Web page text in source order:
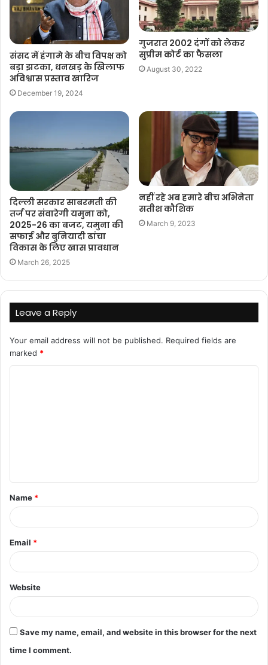
संसद में हंगामे के बीच विपक्ष को
बड़ा झटका, धनखड़ के खिलाफ
अविश्वास प्रस्ताव खारिज
December 19, 2024
गुजरात 2002 दंगों को लेकर
सुप्रीम कोर्ट का फैसला
August 30, 2022
दिल्ली सरकार साबरमती की
तर्ज पर संवारेगी यमुना को,
2025-26 का बजट, यमुना की
सफाई और बुनियादी ढांचा
विकास के लिए खास प्रावधान
March 26, 2025
नहीं रहे अब हमारे बीच अभिनेता
सतीश कौशिक
March 9, 2023
Leave a Reply
Your email address will not be published. Required fields are
marked *
t
*
Name *
Email *
Website
Save my name, email, and website in this browser for the next
time I comment.